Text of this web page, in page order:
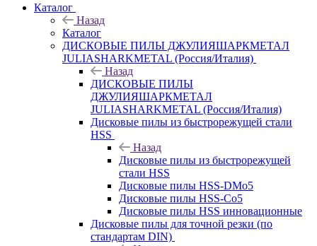
Каталог
Назад
Каталог
ДИСКОВЫЕ ПИЛЫ ДЖУЛИЯШАРКМЕТАЛ
JULIASHARKMETAL (Россия/Италия)
Назад
ДИСКОВЫЕ ПИЛЫ
ДЖУЛИЯШАРКМЕТАЛ
JULIASHARKMETAL (Россия/Италия)
Дисковые пилы из быстрорежущей стали
HSS
Назад
Дисковые пилы из быстрорежущей
стали HSS
Дисковые пилы HSS-DMo5
Дисковые пилы HSS-Co5
Дисковые пилы HSS инновационные
Дисковые пилы для точной резки (по
стандартам DIN)